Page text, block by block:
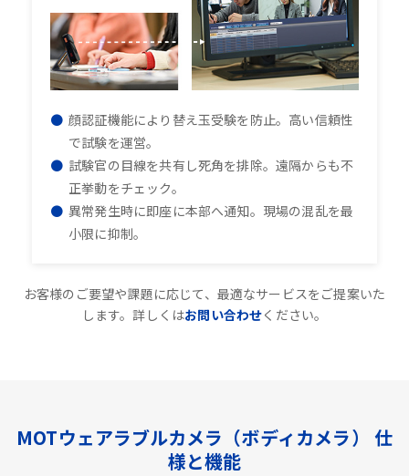
顔認証機能により替え玉受験を防止。高い信頼性
で試験を運営。
試験官の目線を共有し死角を排除。遠隔からも不
正挙動をチェック。
異常発生時に即座に本部へ通知。現場の混乱を最
小限に抑制。
お客様のご要望や課題に応じて、最適なサービスをご提案いた
します。詳しくはお問い合わせください。
MOTウェアラブルカメラ（ボディカメラ） 仕
様と機能